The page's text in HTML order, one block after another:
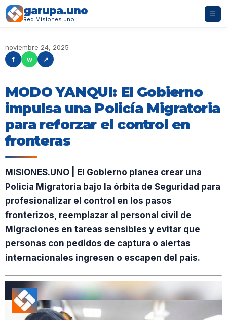
garupa.uno
Red Misiones.uno
☰
noviembre 24, 2025
f
w ↗
MODO YANQUI: El Gobierno
impulsa una Policía Migratoria
para reforzar el control en
fronteras
MISIONES.UNO | El Gobierno planea crear una
Policía Migratoria bajo la órbita de Seguridad para
profesionalizar el control en los pasos
fronterizos, reemplazar al personal civil de
Migraciones en tareas sensibles y evitar que
personas con pedidos de captura o alertas
internacionales ingresen o escapen del país.